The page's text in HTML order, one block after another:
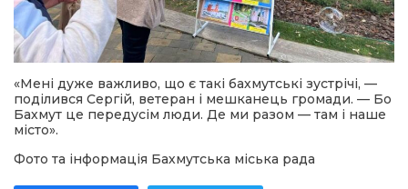
«Мені дуже важливо, що є такі бахмутські зустрічі, —
поділився Сергій, ветеран і мешканець громади. — Бо
Бахмут це передусім люди. Де ми разом — там і наше
місто».
Фото та інформація Бахмутська міська рада